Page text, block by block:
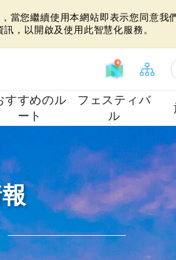
您繼續使用本網站即表示您同意我
，以開啟及使用此智慧化服務。
すすめのル
ート
フェスティバ
ル